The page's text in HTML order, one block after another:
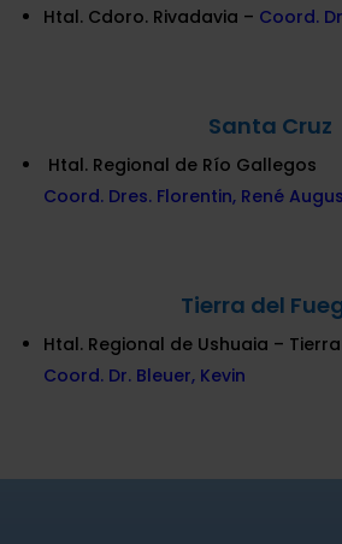
Htal. Cdoro. Rivadavia – Coord.
Santa Cruz
Htal. Regional de Río Gallegos
Coord. Dres. Florentin, René
Tierra del
Htal. Regional de Ushuaia –
Coord. Dr. Bleuer, Kevin